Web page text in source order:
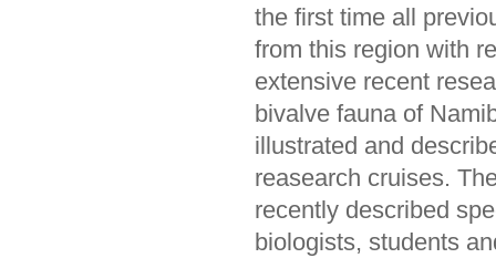
the first time all
from this region with
extensive recent
bivalve fauna of
illustrated and
reasearch cruises.
recently described
biologists, students